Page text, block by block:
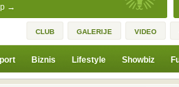
→
CLUB GALERIJE VIDEO
Biznis Lifestyle Showbiz